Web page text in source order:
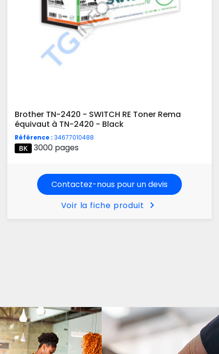
Brother TN-2420 - SWITCH RE Toner Rema
équivaut à TN-2420 - Black
Référence : 34677010488
3000 pages
Contactez-nous pour un devis
Voir la fiche produit
chevron_right